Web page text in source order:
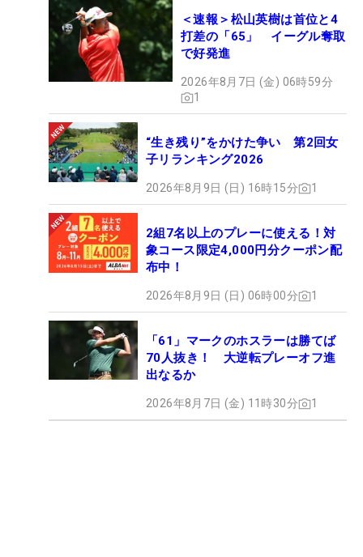
＜速報＞松山英樹は首位と4
打差の「65」 イーグル奪取
で好発進
2026年8月7日 (金) 06時59分
1
“生き残り”をかけた争い 第2回女
子リランキング2026
2026年8月9日 (日) 16時15分 1
2組7名以上のプレーに使える！対
象コース限定4,000円分クーポン配
布中！
2026年8月9日 (日) 06時00分 1
「61」マークのホスラーは勝てば
70人抜き！ 大逆転プレーオフ進
出なるか
2026年8月7日 (金) 11時30分 1